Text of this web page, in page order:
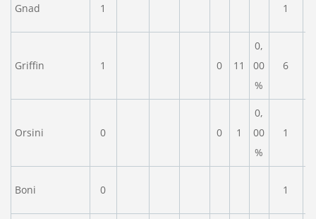
Gnad 1 1
Griffin 1 0 11
0,
00
%
6
Orsini 0 0 1
0,
00
%
1
Boni 0 1